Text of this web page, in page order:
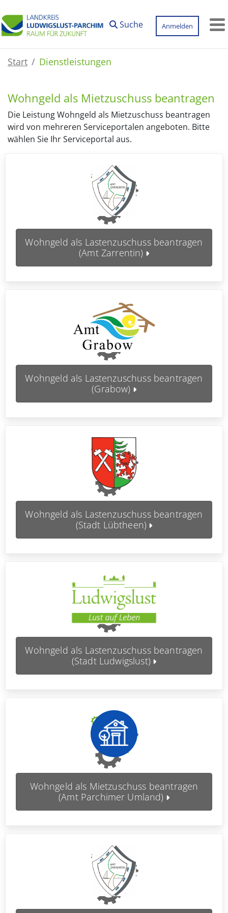
Suche
Anmelden
Start Dienstleistungen
Wohngeld als Mietzuschuss beantragen
Die Leistung Wohngeld als Mietzuschuss beantragen
wird von mehreren Serviceportalen angeboten. Bitte
wählen Sie Ihr Serviceportal aus.
Wohngeld als Lastenzuschuss beantragen
(Amt Zarrentin)
Wohngeld als Lastenzuschuss beantragen
(Grabow)
Wohngeld als Lastenzuschuss beantragen
(Stadt Lübtheen)
Wohngeld als Lastenzuschuss beantragen
(Stadt Ludwigslust)
Wohngeld als Mietzuschuss beantragen
(Amt Parchimer Umland)